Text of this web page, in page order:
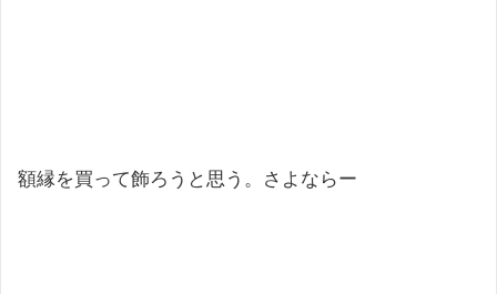
額縁を買って飾ろうと思う。さよならー